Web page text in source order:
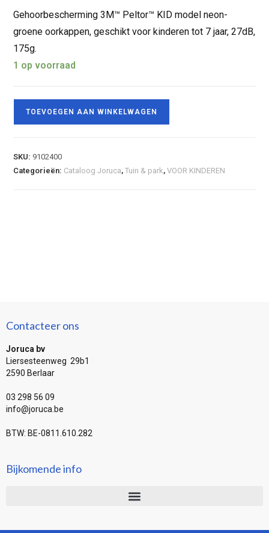
Gehoorbescherming 3M™ Peltor™ KID model neon-
groene oorkappen, geschikt voor kinderen tot 7 jaar, 27dB,
175g.
1 op voorraad
TOEVOEGEN AAN WINKELWAGEN
SKU: 9102400
Categorieën: Cataloog Joruca,Tuin & park,VOOR KINDEREN
Contacteer ons
Joruca bv
Liersesteenweg 29b1
2590 Berlaar
03 298 56 09
info@joruca.be
BTW: BE-0811.610.282
Bijkomende info